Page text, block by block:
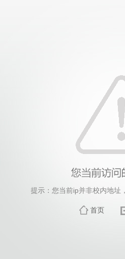
提示：您当前ip并非校内地址
首页